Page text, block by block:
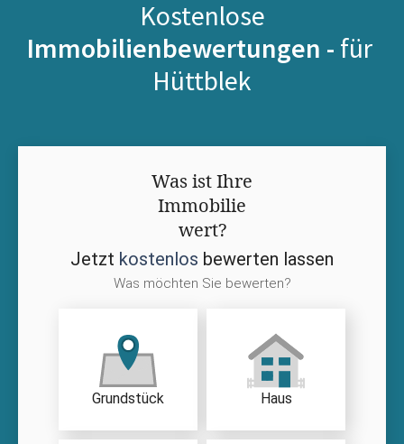
Kostenlose
Immobilienbewertungen - für
Hüttblek
Was ist Ihre
Immobilie
wert?
Jetzt kostenlos bewerten lassen
Was möchten Sie bewerten?
Grundstück Haus